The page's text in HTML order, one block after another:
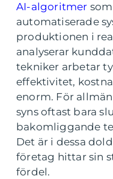
AI-algoritmer
automatiserade
produktionen i
analyserar
tekniker arbetar
effektivitet,
enorm. För
syns oftast bara
bakomliggande
Det är i dessa
företag hittar sin
fördel.